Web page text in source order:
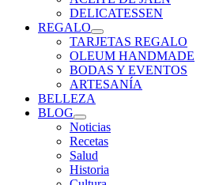
DELICATESSEN
REGALO
TARJETAS REGALO
OLEUM HANDMADE
BODAS Y EVENTOS
ARTESANÍA
BELLEZA
BLOG
Noticias
Recetas
Salud
Historia